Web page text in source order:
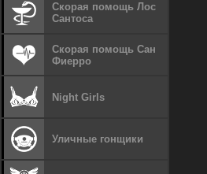
Скорая помощь Лос
Сантоса
Скорая помощь Сан
Фиерро
Night Girls
Уличные гонщики